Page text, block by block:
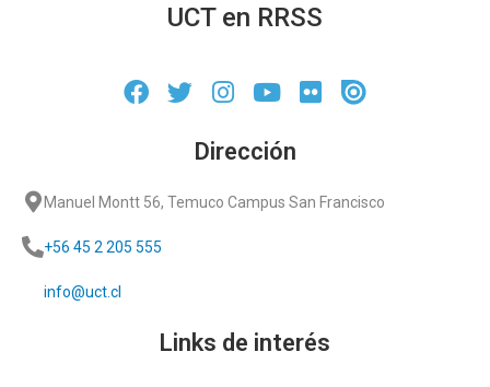
UCT en RRSS
Dirección
Manuel Montt 56, Temuco Campus San Francisco
+56 45 2 205 555
info@uct.cl
Links de interés